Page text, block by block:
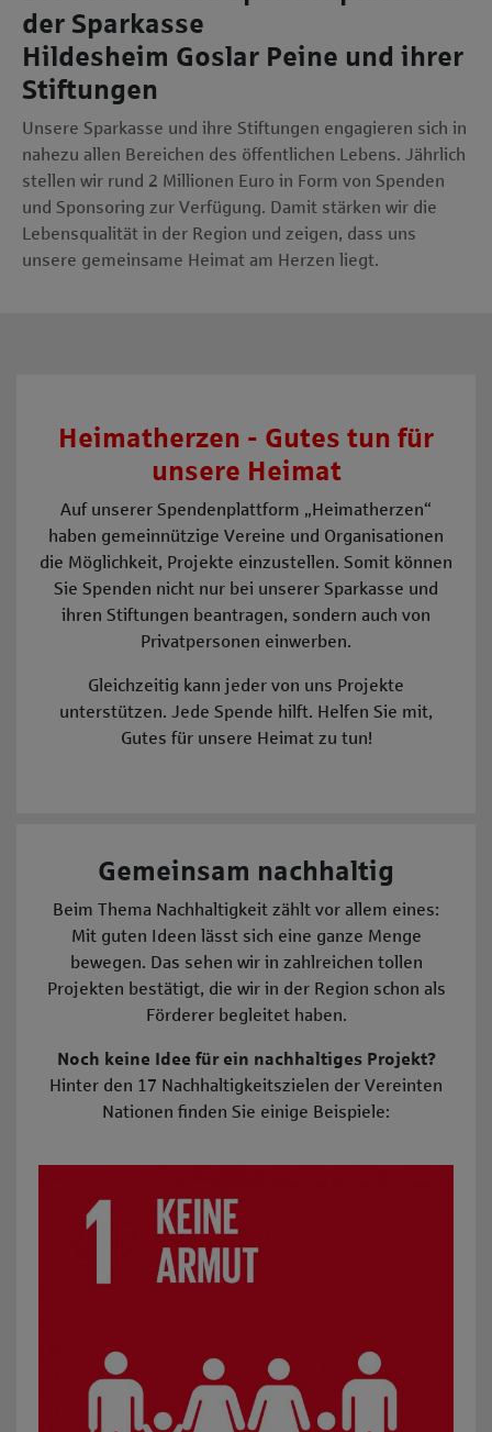
der Sparkasse
Hildesheim Goslar Peine und ihrer
Stiftungen
Unsere Sparkasse und ihre Stiftungen engagieren sich in
nahezu allen Bereichen des öffentlichen Lebens. Jährlich
stellen wir rund 2 Millionen Euro in Form von Spenden
und Sponsoring zur Verfügung. Damit stärken wir die
Lebensqualität in der Region und zeigen, dass uns
unsere gemeinsame Heimat am Herzen liegt.
Heimatherzen - Gutes tun für
unsere Heimat
Auf unserer Spendenplattform „Heimatherzen“
haben gemeinnützige Vereine und Organisationen
die Möglichkeit, Projekte einzustellen. Somit können
Sie Spenden nicht nur bei unserer Sparkasse und
ihren Stiftungen beantragen, sondern auch von
Privatpersonen einwerben.
Gleichzeitig kann jeder von uns Projekte
unterstützen. Jede Spende hilft. Helfen Sie mit,
Gutes für unsere Heimat zu tun!
Gemeinsam nachhaltig
Beim Thema Nachhaltigkeit zählt vor allem eines:
Mit guten Ideen lässt sich eine ganze Menge
bewegen. Das sehen wir in zahlreichen tollen
Projekten bestätigt, die wir in der Region schon als
Förderer begleitet haben.
Noch keine Idee für ein nachhaltiges Projekt?
Hinter den 17 Nachhaltigkeitszielen der Vereinten
Nationen finden Sie einige Beispiele: